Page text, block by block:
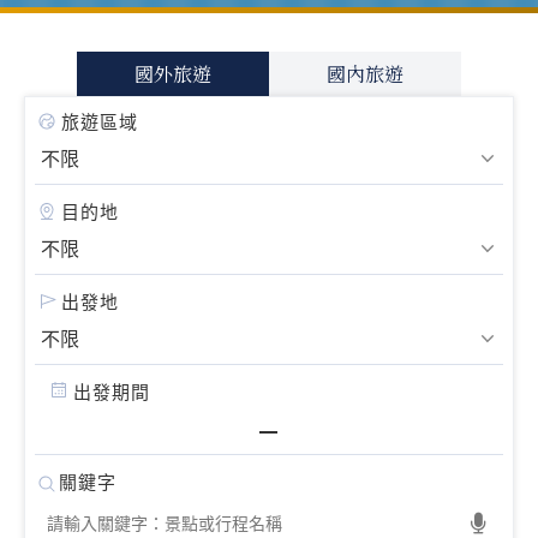
國外旅遊 國內旅遊
旅遊區域
目的地
出發地
出發期間